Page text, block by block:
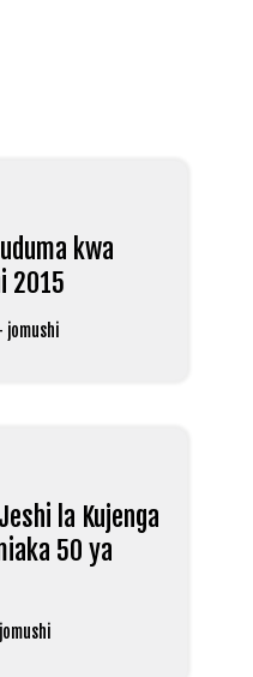
kwa
2015
jomushi
la Kujenga
50 ya
jomushi